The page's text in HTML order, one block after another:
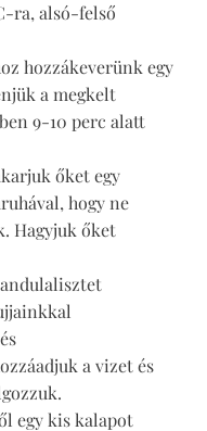
ra, alsó-felső
hozzákeverünk egy
a megkelt
9-10 perc alatt
őket egy
hogy ne
Hagyjuk őket
a vizet és
egy kis kalapot